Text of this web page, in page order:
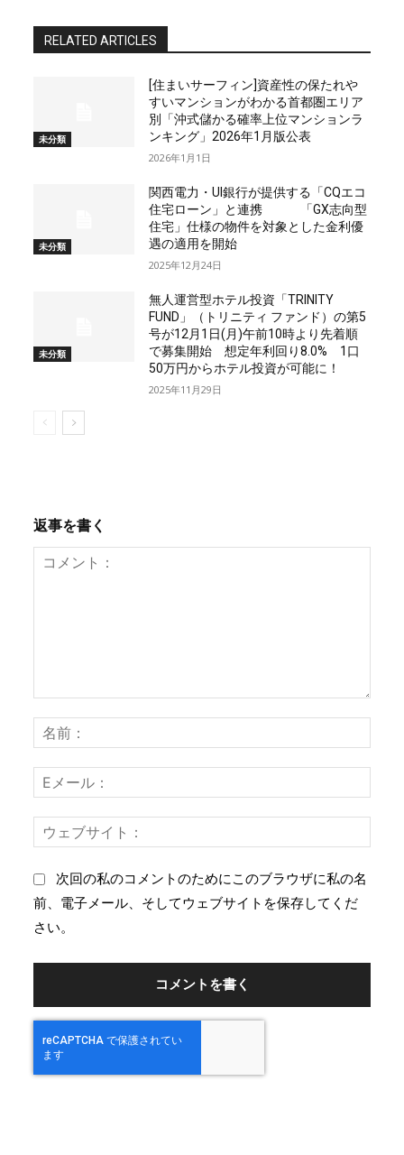
RELATED ARTICLES
未分類
[住まいサーフィン]資産性の保たれや
すいマンションがわかる首都圏エリア
別「沖式儲かる確率上位マンションラ
ンキング」2026年1月版公表
2026年1月1日
未分類
関西電力・UI銀行が提供する「CQエコ
住宅ローン」と連携 「GX志向型
住宅」仕様の物件を対象とした金利優
遇の適用を開始
2025年12月24日
未分類
無人運営型ホテル投資「TRINITY
FUND」（トリニティ ファンド）の第5
号が12月1日(月)午前10時より先着順
で募集開始 想定年利回り8.0% 1口
50万円からホテル投資が可能に！
2025年11月29日
返事を書く
メ
ト
：
前
メ
ル
ェ
：
次回の私のコメントのためにこのブラウザに私の名
前、電子メール、そしてウェブサイトを保存してくだ
さい。